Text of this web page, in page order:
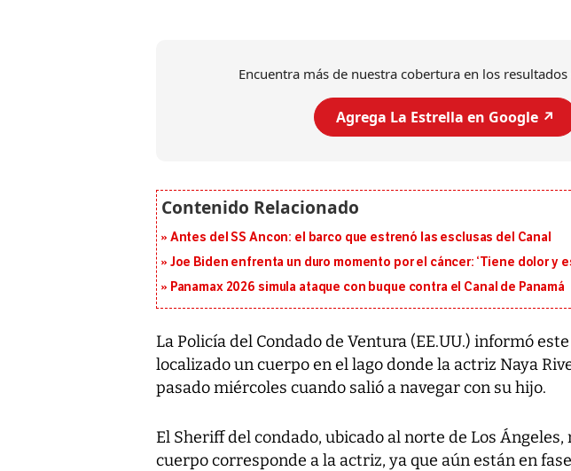
Encuentra más de nuestra cobertura en los
Agrega La Estrella en Google ↗️
Antes del SS Ancon: el barco que estrenó las esclusas del Canal
Joe Biden enfrenta un duro momento por el cáncer: ‘Tiene dolor y
Panamax 2026 simula ataque con buque contra el Canal de Panamá
La Policía del Condado de Ventura (EE.UU.) informó
localizado un cuerpo en el lago donde la actriz Naya
pasado miércoles cuando salió a navegar con su hijo.
El Sheriff del condado, ubicado al norte de Los
cuerpo corresponde a la actriz, ya que aún están en
Entre